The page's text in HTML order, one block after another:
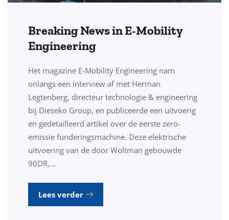
Breaking News in E-Mobility
Engineering
Het magazine E-Mobility Engineering nam
onlangs een interview af met Herman
Legtenberg, directeur technologie & engineering
bij Dieseko Group, en publiceerde een uitvoerig
en gedetailleerd artikel over de eerste zero-
emissie funderingsmachine. Deze elektrische
uitvoering van de door Woltman gebouwde
90DR,…
Lees verder